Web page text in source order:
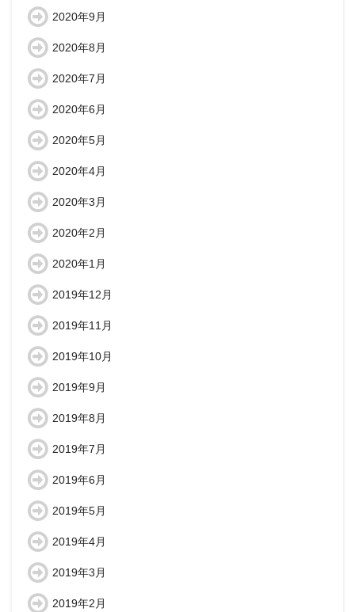
2020年9月
2020年8月
2020年7月
2020年6月
2020年5月
2020年4月
2020年3月
2020年2月
2020年1月
2019年12月
2019年11月
2019年10月
2019年9月
2019年8月
2019年7月
2019年6月
2019年5月
2019年4月
2019年3月
2019年2月